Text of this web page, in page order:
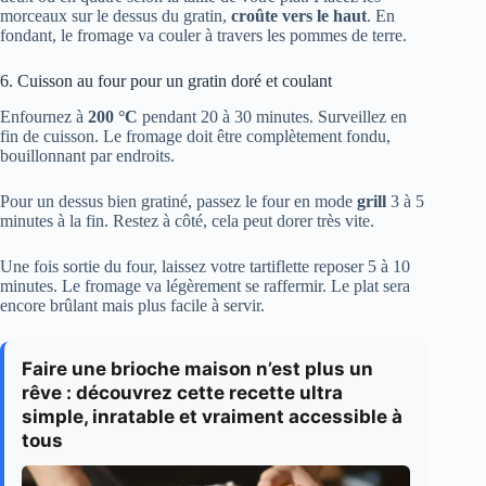
morceaux sur le dessus du gratin, croûte vers le haut. En
fondant, le fromage va couler à travers les pommes de terre.
6. Cuisson au four pour un gratin doré et coulant
Enfournez à 200 °C pendant 20 à 30 minutes. Surveillez en
fin de cuisson. Le fromage doit être complètement fondu,
bouillonnant par endroits.
Pour un dessus bien gratiné, passez le four en mode grill 3 à 5
minutes à la fin. Restez à côté, cela peut dorer très vite.
Une fois sortie du four, laissez votre tartiflette reposer 5 à 10
minutes. Le fromage va légèrement se raffermir. Le plat sera
encore brûlant mais plus facile à servir.
Faire une brioche maison n’est plus un
rêve : découvrez cette recette ultra
simple, inratable et vraiment accessible à
tous